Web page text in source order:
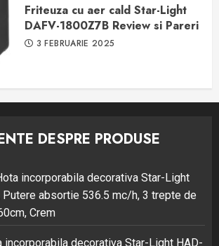
Friteuza cu aer cald Star-Light
DAFV-1800Z7B Review si Pareri
3 FEBRUARIE 2025
DESPRE PRODUSE
incorporabila decorativa Star-Light
Putere absortie 536.5 mc/h, 3 trepte de
Crem
incorporabila decorativa Star-Light HAD-